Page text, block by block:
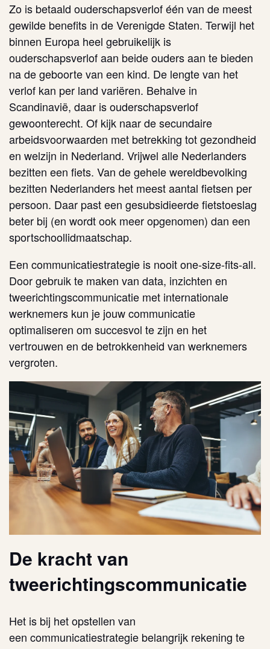
Zo is betaald ouderschapsverlof één van de meest
gewilde benefits in de Verenigde Staten. Terwijl het
binnen Europa heel gebruikelijk is
ouderschapsverlof aan beide ouders aan te bieden
na de geboorte van een kind. De lengte van het
verlof kan per land variëren. Behalve in
Scandinavië, daar is ouderschapsverlof
gewoonterecht. Of kijk naar de secundaire
arbeidsvoorwaarden met betrekking tot gezondheid
en welzijn in Nederland. Vrijwel alle Nederlanders
bezitten een fiets. Van de gehele wereldbevolking
bezitten Nederlanders het meest aantal fietsen per
persoon. Daar past een gesubsidieerde fietstoeslag
beter bij (en wordt ook meer opgenomen) dan een
sportschoollidmaatschap.
Een communicatiestrategie is nooit one-size-fits-all.
Door gebruik te maken van data, inzichten en
tweerichtingscommunicatie met internationale
werknemers kun je jouw communicatie
optimaliseren om succesvol te zijn en het
vertrouwen en de betrokkenheid van werknemers
vergroten.
De kracht van
tweerichtingscommunicatie
Het is bij het opstellen van
een communicatiestrategie belangrijk rekening te